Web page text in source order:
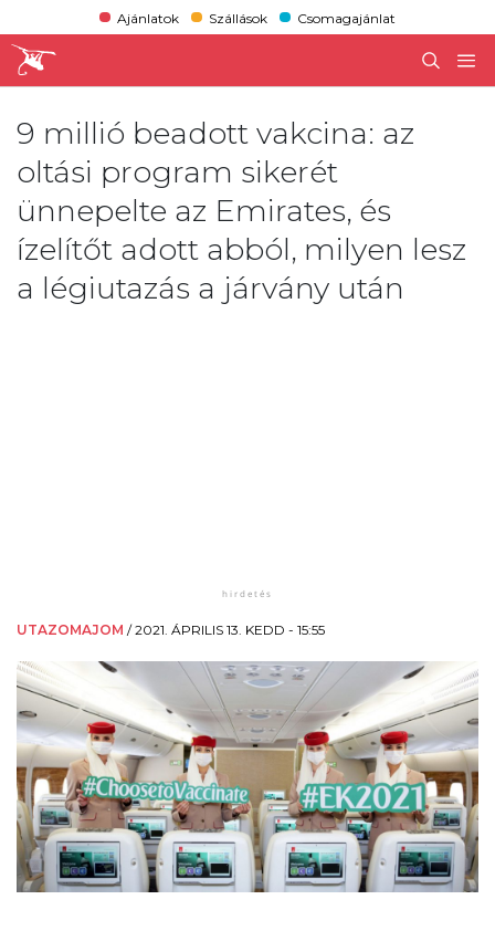
Ajánlatok Szállások Csomagajánlat
9 millió beadott vakcina: az
oltási program sikerét
ünnepelte az Emirates, és
ízelítőt adott abból, milyen lesz
a légiutazás a járvány után
UTAZOMAJOM /2021. ÁPRILIS 13. KEDD - 15:55